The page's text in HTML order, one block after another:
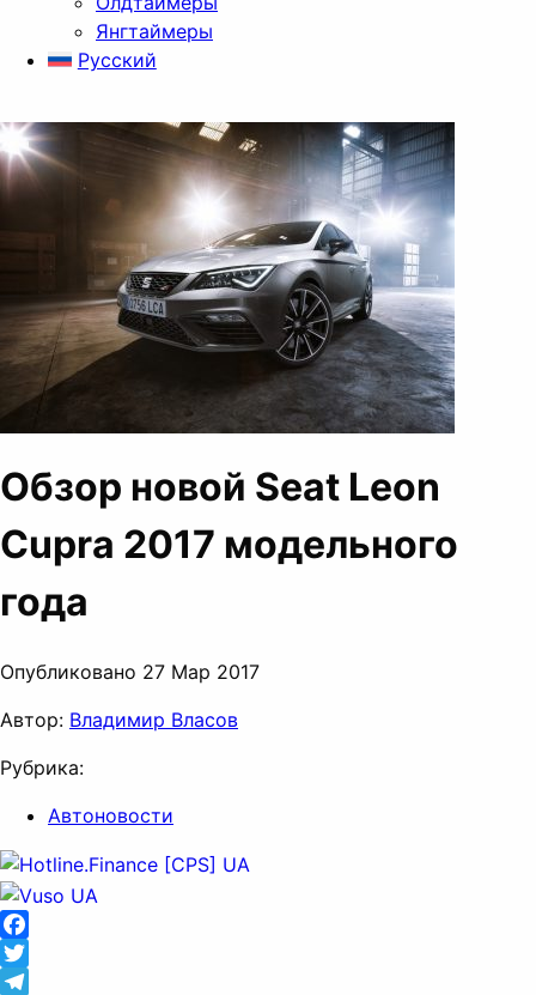
Янгтаймеры
Русский
Обзор новой Seat Leon
Cupra 2017 модельного
года
Опубликовано 27 Мар 2017
Автор: Владимир Власов
Рубрика:
Автоновости
Facebook
Twitter